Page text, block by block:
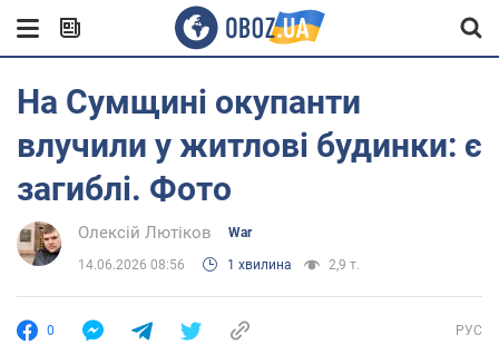
На Сумщині окупанти
влучили у житлові будинки: є
загиблі. Фото
Олексій Лютіков War
14.06.2026 08:56 1 хвилина 2,9 т.
0 РУС